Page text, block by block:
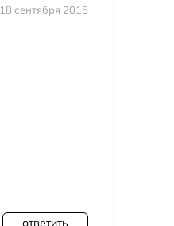
18 сентября 2015
ответить